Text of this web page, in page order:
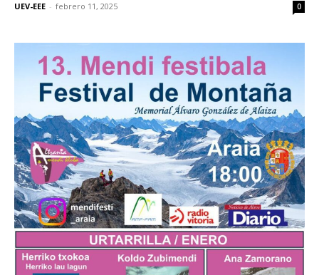
UEV-EEE - febrero 11, 2025 0